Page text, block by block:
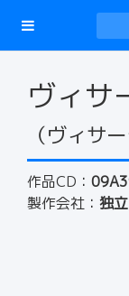
ヴィサ
（ヴィサ
作品CD：
製作会社： 独立